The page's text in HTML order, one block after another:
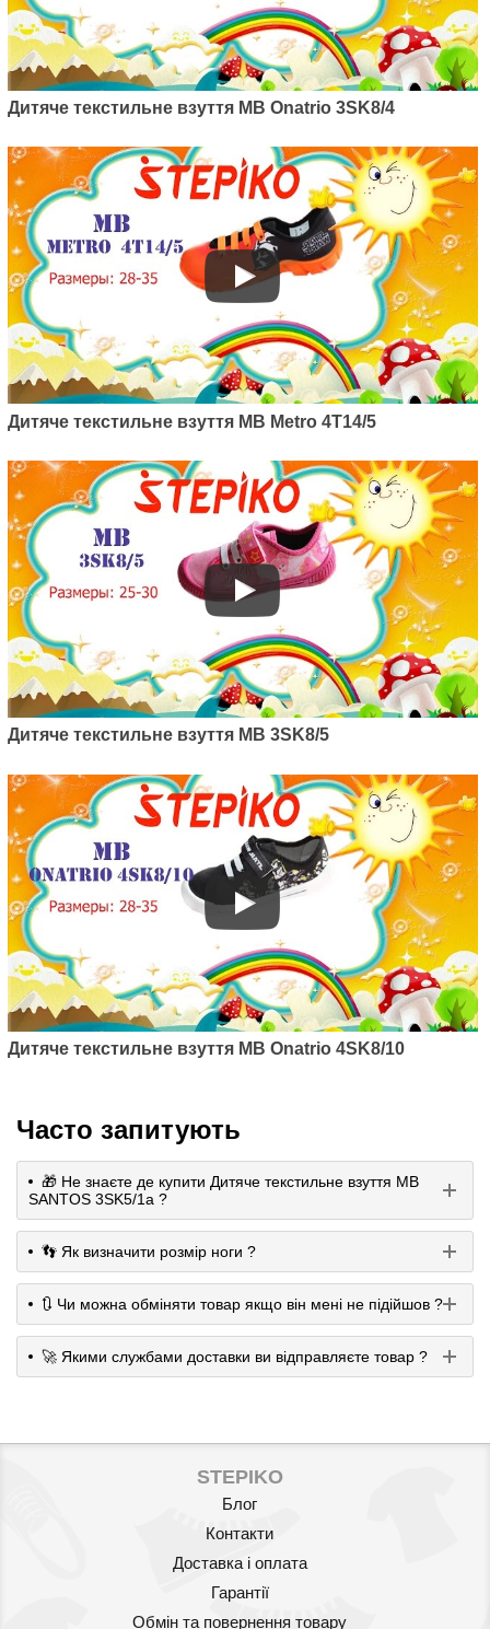
Дитяче текстильне взуття MB Onatrio 3SK8/4
Дитяче текстильне взуття MB Metro 4T14/5
Дитяче текстильне взуття MB 3SK8/5
Дитяче текстильне взуття MB Onatrio 4SK8/10
Часто запитують
🎁 Не знаєте де купити Дитяче текстильне взуття MB
SANTOS 3SK5/1a ?
👣 Як визначити розмір ноги ?
🔃 Чи можна обміняти товар якщо він мені не підійшов ?
🚀 Якими службами доставки ви відправляєте товар ?
STEPIKO
Блог
Контакти
Доставка і оплата
Гарантії
Обмін та повернення товару